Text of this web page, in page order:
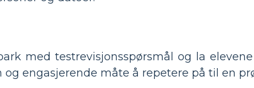
med testrevisjonsspørsmål og la
engasjerende måte å repetere på til en